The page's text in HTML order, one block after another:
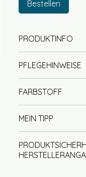
Bestellen
PRODUKTINFO
(Maulbeerseide)
Lauflänge ca.
Fingering / 4
Nadelstärke 3-
der Wolle
mulesingfrei
PFLEGEHINWEISE
(handwarm)
kein
nicht im
liegend
FARBSTOFF
gefärbt. Bei uns
und das spiegelt
wider.
Für die Färbung
MEIN TIPP
kein Strang dem
Wenn Du mit